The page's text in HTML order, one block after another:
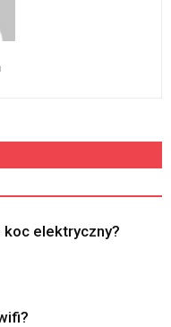
elektryczny?